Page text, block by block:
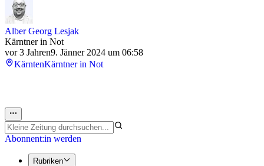
Alber Georg Lesjak
Kärntner in Not
vor 3 Jahren9. Jänner 2024 um 06:58
KärntenKärntner in Not
Abonnent:in werden
Rubriken